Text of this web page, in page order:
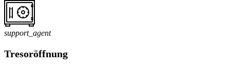
support_agent
Tresoröffnung